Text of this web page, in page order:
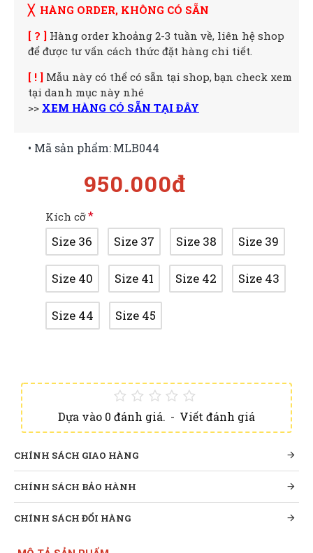
╳ HÀNG ORDER, KHÔNG CÓ SẴN
[ ? ] Hàng order khoảng 2-3 tuần về, liên hệ shop
để được tư vấn cách thức đặt hàng chi tiết.
[ ! ] Mẫu này có thể có sẵn tại shop, bạn check xem
tại danh mục này nhé
>> XEM HÀNG CÓ SẴN TẠI ĐÂY
Dựa vào 0 đánh giá. - Viết đánh giá
950.000đ
• Mã sản phẩm:MLB044
Kích cỡ
Size 36 Size 37 Size 38 Size 39
Size 40 Size 41 Size 42 Size 43
Size 44 Size 45
CHÍNH SÁCH GIAO HÀNG
CHÍNH SÁCH BẢO HÀNH
CHÍNH SÁCH ĐỔI HÀNG